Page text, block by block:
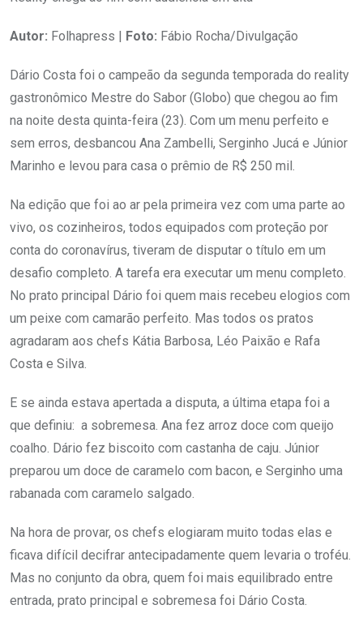
Autor: Folhapress | Foto: Fábio Rocha/Divulgação
Dário Costa foi o campeão da segunda temporada do reality
gastronômico Mestre do Sabor (Globo) que chegou ao fim
na noite desta quinta-feira (23). Com um menu perfeito e
sem erros, desbancou Ana Zambelli, Serginho Jucá e Júnior
Marinho e levou para casa o prêmio de R$ 250 mil.
Na edição que foi ao ar pela primeira vez com uma parte ao
vivo, os cozinheiros, todos equipados com proteção por
conta do coronavírus, tiveram de disputar o título em um
desafio completo. A tarefa era executar um menu completo.
No prato principal Dário foi quem mais recebeu elogios com
um peixe com camarão perfeito. Mas todos os pratos
agradaram aos chefs Kátia Barbosa, Léo Paixão e Rafa
Costa e Silva.
E se ainda estava apertada a disputa, a última etapa foi a
que definiu: a sobremesa. Ana fez arroz doce com queijo
coalho. Dário fez biscoito com castanha de caju. Júnior
preparou um doce de caramelo com bacon, e Serginho uma
rabanada com caramelo salgado.
Na hora de provar, os chefs elogiaram muito todas elas e
ficava difícil decifrar antecipadamente quem levaria o troféu.
Mas no conjunto da obra, quem foi mais equilibrado entre
entrada, prato principal e sobremesa foi Dário Costa.